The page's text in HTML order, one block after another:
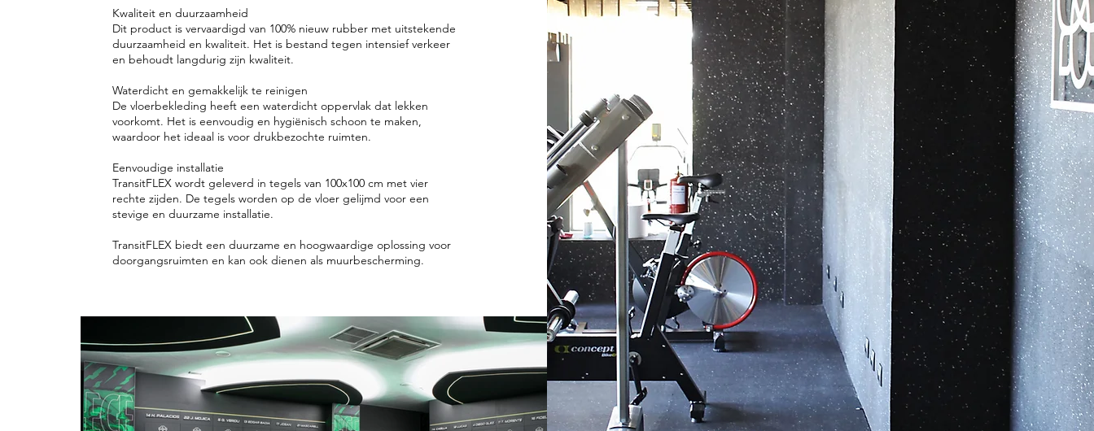
Kwaliteit en duurzaamheid
Dit product is vervaardigd van 100% nieuw rubber met uitstekende
duurzaamheid en kwaliteit. Het is bestand tegen intensief verkeer
en behoudt langdurig zijn kwaliteit.
Waterdicht en gemakkelijk te reinigen
De vloerbekleding heeft een waterdicht oppervlak dat lekken
voorkomt. Het is eenvoudig en hygiënisch schoon te maken,
waardoor het ideaal is voor drukbezochte ruimten.
Eenvoudige installatie
TransitFLEX wordt geleverd in tegels van 100x100 cm met vier
rechte zijden. De tegels worden op de vloer gelijmd voor een
stevige en duurzame installatie.
TransitFLEX biedt een duurzame en hoogwaardige oplossing voor
doorgangsruimten en kan ook dienen als muurbescherming.